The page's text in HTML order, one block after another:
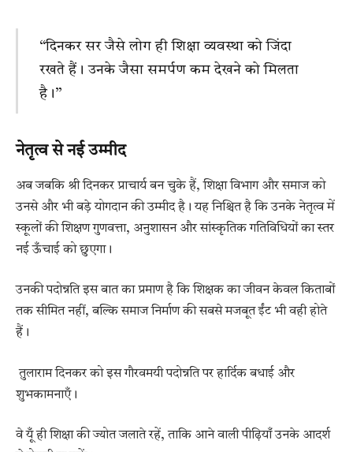
“दिनकर सर जैसे लोग ही शिक्षा व्यवस्था को जिंदा
रखते हैं। उनके जैसा समर्पण कम देखने को मिलता
है।”
नेतृत्व से नई उम्मीद
अब जबकि श्री दिनकर प्राचार्य बन चुके हैं, शिक्षा विभाग और समाज को
उनसे और भी बड़े योगदान की उम्मीद है। यह निश्चित है कि उनके नेतृत्व में
स्कूलों की शिक्षण गुणवत्ता, अनुशासन और सांस्कृतिक गतिविधियों का स्तर
नई ऊँचाई को छुएगा।
उनकी पदोन्नति इस बात का प्रमाण है कि शिक्षक का जीवन केवल किताबों
तक सीमित नहीं, बल्कि समाज निर्माण की सबसे मजबूत ईंट भी वही होते
हैं।
तुलाराम दिनकर को इस गौरवमयी पदोन्नति पर हार्दिक बधाई और
शुभकामनाएँ।
वे यूँ ही शिक्षा की ज्योत जलाते रहें, ताकि आने वाली पीढ़ियाँ उनके आदर्श